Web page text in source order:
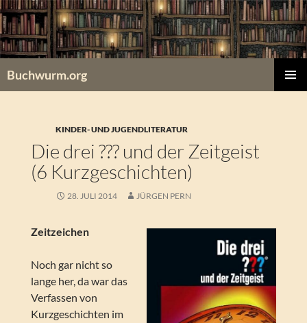
Zum
Inhalt
springen
Buchwurm.org
KINDER- UND JUGENDLITERATUR
Die drei ??? und der Zeitgeist
(6 Kurzgeschichten)
28. JULI 2014 JÜRGEN PERN
Zeitzeichen
Noch gar nicht so
lange her, da war das
Verfassen von
Kurzgeschichten im